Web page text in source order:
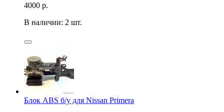
4000 р.
В наличии: 2 шт.
Блок ABS б/у для Nissan Primera